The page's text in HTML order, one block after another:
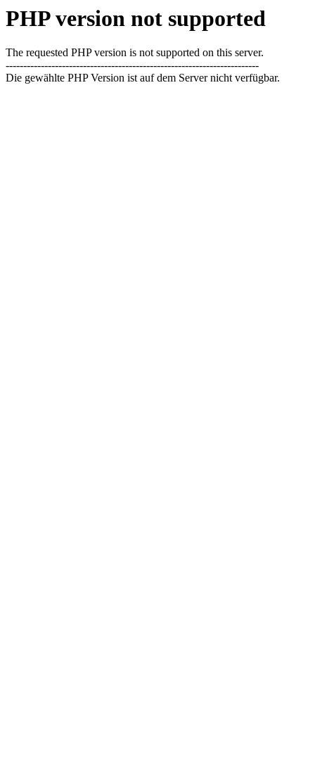
PHP version not supported
The requested PHP version is not supported on this server.
------------------------------------------------------------------------
Die gewählte PHP Version ist auf dem Server nicht verfügbar.